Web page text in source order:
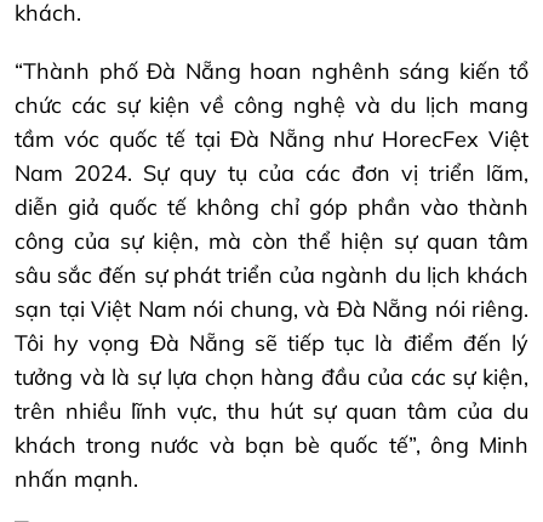
khách.
“Thành phố Đà Nẵng hoan nghênh sáng kiến tổ
chức các sự kiện về công nghệ và du lịch mang
tầm vóc quốc tế tại Đà Nẵng như HorecFex Việt
Nam 2024. Sự quy tụ của các đơn vị triển lãm,
diễn giả quốc tế không chỉ góp phần vào thành
công của sự kiện, mà còn thể hiện sự quan tâm
sâu sắc đến sự phát triển của ngành du lịch khách
sạn tại Việt Nam nói chung, và Đà Nẵng nói riêng.
Tôi hy vọng Đà Nẵng sẽ tiếp tục là điểm đến lý
tưởng và là sự lựa chọn hàng đầu của các sự kiện,
trên nhiều lĩnh vực, thu hút sự quan tâm của du
khách trong nước và bạn bè quốc tế”, ông Minh
nhấn mạnh.